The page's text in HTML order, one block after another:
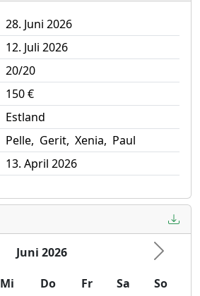
28. Juni 2026
12. Juli 2026
20/20
150 €
Estland
Pelle, Gerit, Xenia, Paul
13. April 2026
Juni 2026
Mi Do Fr Sa So